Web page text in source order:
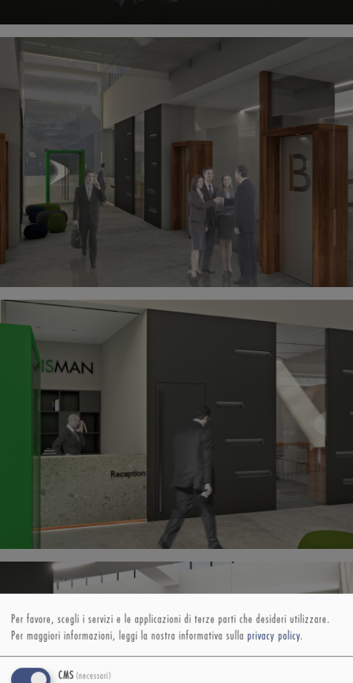
Per favore, scegli i servizi e le applicazioni di terze parti che desideri utilizzare.
Per maggiori informazioni, leggi la nostra informativa sulla privacy policy.
CMS (necessari)